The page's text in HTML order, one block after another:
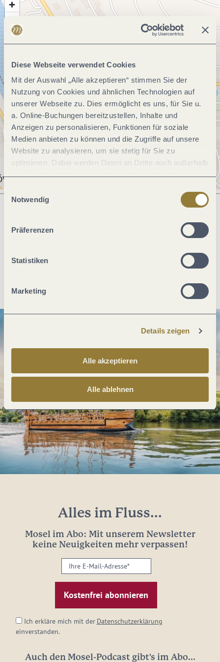
Diese Webseite verwendet Cookies
Mit der Auswahl „Alle akzeptieren“ stimmen Sie der
Nutzung von Cookies und ähnlichen Technologien auf
unserer Webseite zu. Dies ermöglicht es uns, für Sie u.
a. Online-Buchungen bereitzustellen, Inhalte und
Anzeigen zu personalisieren, Funktionen für soziale
Medien anbieten zu können und die Zugriffe auf unsere
Website zu analysieren, um sie stetig für Sie zu
optimieren. Dabei werden Daten an Dritte auch außerhalb
jederzeit widerrufen werden. Mit der Auswahl "Alle
ablehnen" kann es zu Beeinträchtigungen in der Nutzung
Notwendig
Präferenzen
Statistiken
Marketing
Details zeigen
Alle akzeptieren
Alle ablehnen
Was möchtest du als nächstes tun?
Alles im Fluss...
Mosel im Abo: Mit unserem Newsletter
keine Neuigkeiten mehr verpassen!
Ihre
E-
Mail-
Adresse:
Ich erkläre mich mit der Datenschutzerklärung
einverstanden.
Auch den Mosel-Podcast gibt's im Abo...